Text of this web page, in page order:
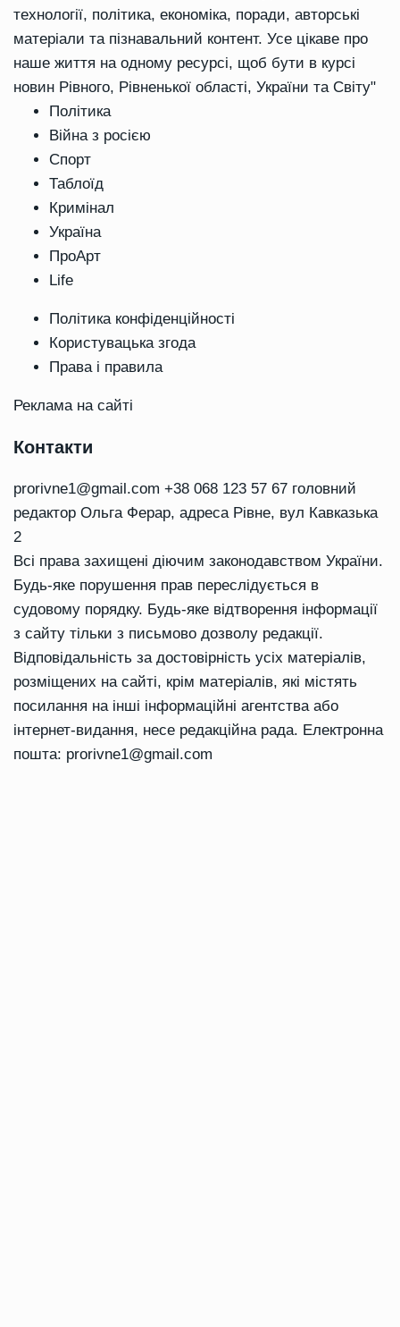
технології, політика, економіка, поради, авторські
матеріали та пізнавальний контент. Усе цікаве про
наше життя на одному ресурсі, щоб бути в курсі
новин Рівного, Рівненької області, України та Світу"
Політика
Війна з росією
Спорт
Таблоїд
Кримінал
Україна
ПроАрт
Life
Політика конфіденційності
Користувацька згода
Права і правила
Реклама на сайті
Контакти
prorivne1@gmail.com +38 068 123 57 67 головний
редактор Ольга Ферар, адреса Рівне, вул Кавказька
2
Всі права захищені діючим законодавством України.
Будь-яке порушення прав переслідується в
судовому порядку. Будь-яке відтворення інформації
з сайту тільки з письмово дозволу редакції.
Відповідальність за достовірність усіх матеріалів,
розміщених на сайті, крім матеріалів, які містять
посилання на інші інформаційні агентства або
інтернет-видання, несе редакційна рада. Електронна
пошта: prorivne1@gmail.com